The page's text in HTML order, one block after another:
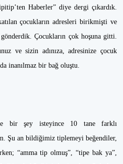
Haberler” diye dergi çıkardık.
çocukların adresleri birikmişti ve
Çocukların çok hoşuna gitti.
ve sizin adınıza, adresinize çocuk
inanılmaz bir bağ oluştu.
bir şey isteyince 10 tane farklı
Şu an bildiğimiz tiplemeyi beğendiler,
“amma tip olmuş”, “tipe bak ya”,